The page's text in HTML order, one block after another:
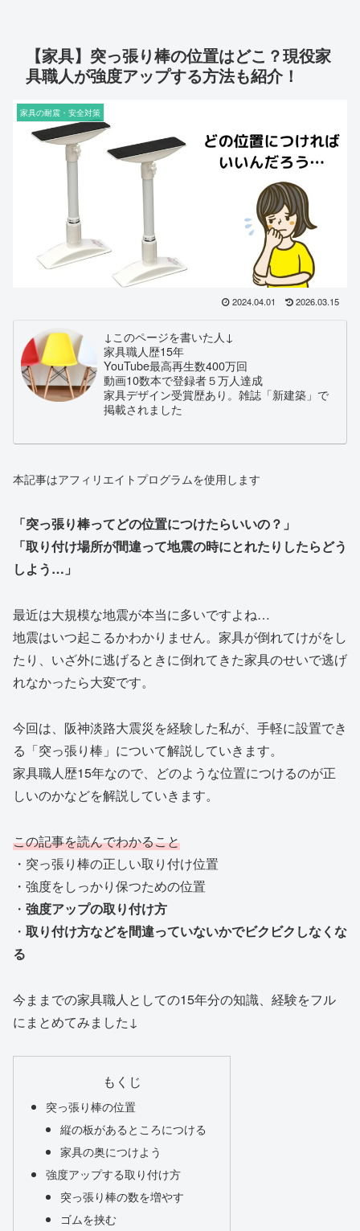
【家具】突っ張り棒の位置はどこ？現役家
具職人が強度アップする方法も紹介！
家具の耐震・安全対策
2024.04.01 2026.03.15
↓このページを書いた人↓
家具職人歴15年
YouTube最高再生数400万回
動画10数本で登録者５万人達成
家具デザイン受賞歴あり。雑誌「新建築」で
掲載されました
本記事はアフィリエイトプログラムを使用します
「突っ張り棒ってどの位置につけたらいいの？」
「取り付け場所が間違って地震の時にとれたりしたらどう
しよう…」
最近は大規模な地震が本当に多いですよね…
地震はいつ起こるかわかりません。家具が倒れてけがをし
たり、いざ外に逃げるときに倒れてきた家具のせいで逃げ
れなかったら大変です。
今回は、阪神淡路大震災を経験した私が、手軽に設置でき
る「突っ張り棒」について解説していきます。
家具職人歴15年なので、どのような位置につけるのが正
しいのかなどを解説していきます。
この記事を読んでわかること
・突っ張り棒の正しい取り付け位置
・強度をしっかり保つための位置
・ 強度アップの取り付け方
・ 取り付け方などを間違っていないかでビクビクしなくな
る
今ままでの家具職人としての15年分の知識、経験をフル
にまとめてみました↓
もくじ
突っ張り棒の位置
縦の板があるところにつける
家具の奥につけよう
強度アップする取り付け方
突っ張り棒の数を増やす
ゴムを挟む